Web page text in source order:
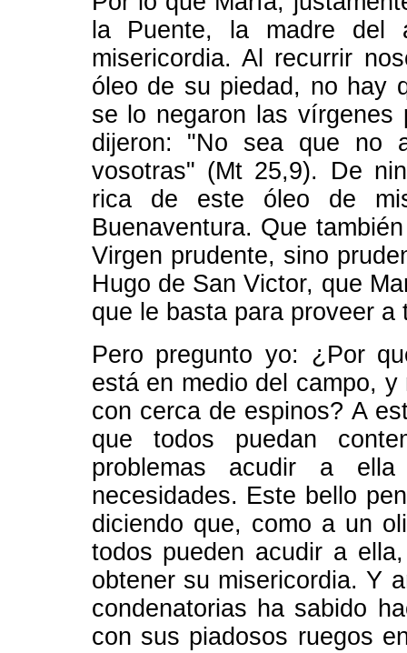
la Puente, la madre
misericordia. Al recurrir
óleo de su piedad, no hay
se lo negaron las vírgenes
dijeron: "No sea que no
vosotras" (Mt 25,9). De
rica de este óleo de
Buenaventura. Que
Virgen prudente, sino
Hugo de San Victor, que
que le basta para proveer
Pero pregunto yo: ¿Por
está en medio del campo,
con cerca de espinos? A
que todos puedan
problemas acudir a
necesidades. Este bello
diciendo que, como a un
todos pueden acudir a
obtener su misericordia. Y
condenatorias ha sabido
con sus piadosos ruegos